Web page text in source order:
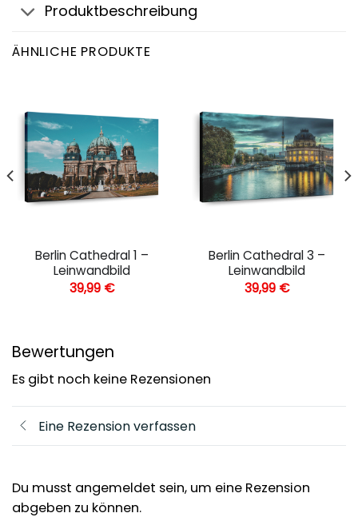
Produktbeschreibung
ÄHNLICHE PRODUKTE
Berlin Cathedral 1 –
Leinwandbild
39,99 €
Berlin Cathedral 3 –
Leinwandbild
39,99 €
Bewertungen
Es gibt noch keine Rezensionen
Eine Rezension verfassen
Du musst angemeldet sein, um eine Rezension
abgeben zu können.